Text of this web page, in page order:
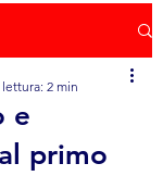
e
primo
2 min